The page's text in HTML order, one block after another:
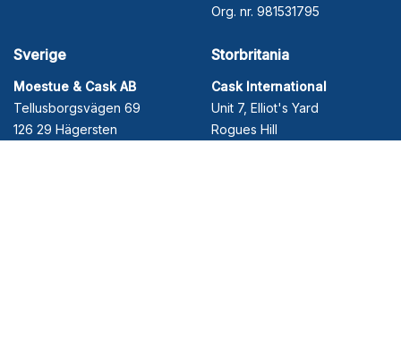
Org. nr. 981531795
Sverige
Moestue & Cask AB
Tellusborgsvägen 69
126 29 Hägersten
Storbritania
Cask International
Unit 7, Elliot's Yard
Rogues Hill